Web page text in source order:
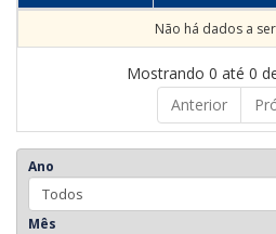
Não há dados a
Mostrando 0 até 0
Anterior
Ano
Mês